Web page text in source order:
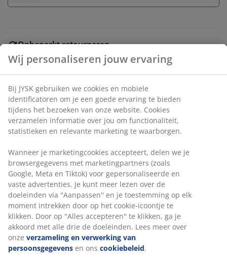
Onbeperkt retourneren
Geen tijdslimiet - retourneer in iedere JYSK-winkel
Flexibele bezorgopties
Snelle en gemakkelijke bezorgopties naar keuze
elektrisch bedienbaar traploos kantelmechanisme en
ingebouwde voetsteun. B138 x H103 x D90 cm
Artikelnummer: 3699105
Montage-instructies
Specificaties
Wij personaliseren jouw ervaring
Bij JYSK gebruiken we cookies en mobiele
identificatoren om je een goede ervaring te bieden
tijdens het bezoeken van onze website. Cookies
verzamelen informatie over jou om functionaliteit,
statistieken en relevante marketing te waarborgen.
Wanneer je marketingcookies accepteert, delen we je
browsergegevens met marketingpartners (zoals
Google, Meta en Tiktok) voor gepersonaliseerde en
vaste advertenties. Je kunt meer lezen over de
doeleinden via ''Aanpassen'' en je toestemming op elk
moment intrekken door op het cookie-icoontje te
klikken. Door op ''Alles accepteren'' te klikken, ga je
akkoord met alle drie de doeleinden. Lees meer over
onze verzameling en verwerking van
persoonsgegevens en ons cookiebeleid.